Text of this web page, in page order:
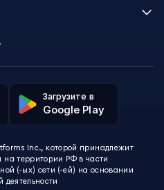
Загрузите в
Google Play
Inc., которой принадлежит
территории РФ в части
(-ых) сети (-ей) на основании